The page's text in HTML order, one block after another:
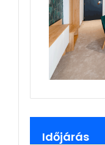
Időjárás